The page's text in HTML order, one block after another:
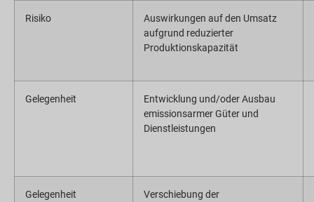
Risiko
Auswirkungen auf den Umsatz
aufgrund reduzierter
Produktionskapazität
Gelegenheit
Entwicklung und/oder Ausbau
emissionsarmer Güter und
Dienstleistungen
Gelegenheit
Verschiebung der